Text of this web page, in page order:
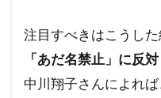
注目すべきはこうし
「あだ名禁止」に反
中川翔子さんによれ